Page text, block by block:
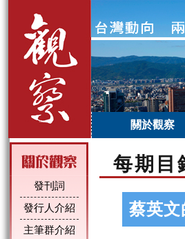
關於觀察
發刊詞
發行人介紹
主筆群介紹
每期目
蔡英